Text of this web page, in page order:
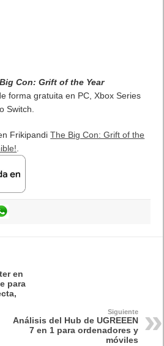
Con: Grift of the Year
forma gratuita en PC, Xbox Series
Switch.
FrikipandiThe Big Con: Grift of the
en
para
Siguiente
Análisis del Hub de UGREEEN
7 en 1 para ordenadores y
móviles